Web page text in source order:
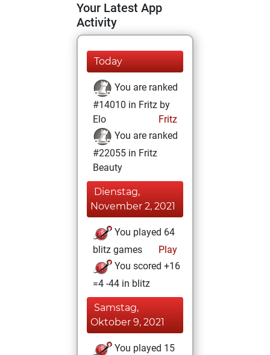
Your Latest App
Activity
Today
You are ranked
#14010 in Fritz by
Elo
Fritz
You are ranked
#22055 in Fritz
Beauty
Dienstag,
November 2, 2021
You played 64
blitz games
Play
You scored +16
=4 -44 in blitz
Samstag,
Oktober 9, 2021
You played 15